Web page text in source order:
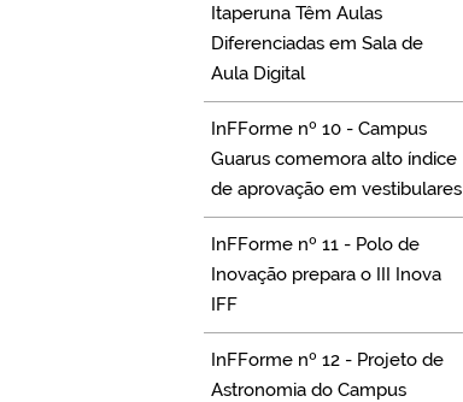
Itaperuna Têm Aulas
Diferenciadas em Sala de
Aula Digital
InFForme nº 10 - Campus
Guarus comemora alto índice
de aprovação em vestibulares
InFForme nº 11 - Polo de
Inovação prepara o III Inova
IFF
InFForme nº 12 - Projeto de
Astronomia do Campus